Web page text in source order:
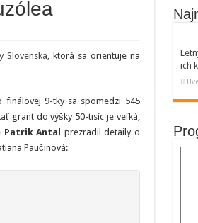
Slovenska, ktorá sa orientuje na
9-tky sa spomedzi 545
grant do výšky 50-tisíc je veľká,
Patrik Antal
prezradil detaily o
Paučinová:
ich